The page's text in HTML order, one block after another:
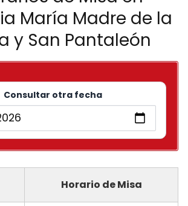
María Madre de la
y San Pantaleón
Consultar otra fecha
Horario de Misa